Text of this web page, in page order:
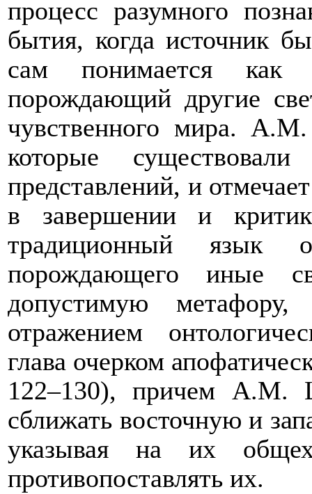
процесс разумного
бытия, когда источник
сам понимается как
порождающий другие
чувственного мира.
которые
представлений, и
в завершении и
традиционный язык
порождающего иные
допустимую метафору,
отражением
глава очерком
122–130), причем А.М.
сближать восточную и
указывая на их
противопоставлять их.